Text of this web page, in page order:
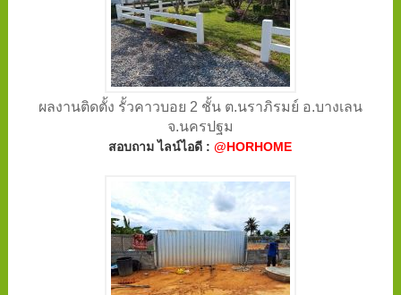
ผลงานติดตั้ง รั้วคาวบอย 2 ชั้น ต.นราภิรมย์ อ.บางเลน
จ.นครปฐม
สอบถาม ไลน์ไอดี :@HORHOME